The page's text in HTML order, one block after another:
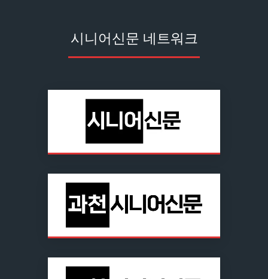
시니어신문 네트워크